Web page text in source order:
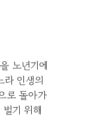
노년기에
인생의
로 돌아가
기 위해